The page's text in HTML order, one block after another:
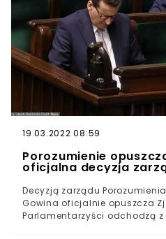
19.03.2022 08:59
Porozumienie
oficjalna decyzja
Decyzją zarządu
Gowina oficjalnie opuszcza
Parlamentarzyści odchodzą z